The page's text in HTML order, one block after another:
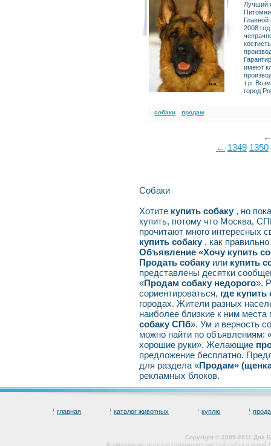
Лучший
2008
имеют
т.р.
город
cобаки продам
← 1349 1350
Собаки
Хотите купить собаку , но
купить, потому что Москва,
прочитают много интересных
купить собаку , как
Объявление «Хочу купить
Продать собаку или купить
представлены десятки
«Продам собаку недорого».
сориентироваться, где
городах. Жители разных
наиболее близкие к ним
собаку СПб». Ум и верность
можно найти по объявлениям:
хорошие руки». Желающие
предложение бесплатно.
для раздела «Продам»
рекламных блоков.
главная каталог животных куплю
Copyright © 2009-2011 Два
Копирование всех составляющих частей сайта в